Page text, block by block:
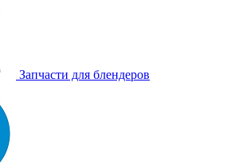
Запчасти для блендеров